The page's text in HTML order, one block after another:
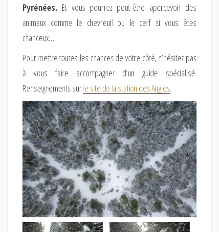
Pyrénées. Et vous pourrez peut-être apercevoir des
animaux comme le chevreuil ou le cerf si vous êtes
chanceux…
Pour mettre toutes les chances de votre côté, n’hésitez pas
à vous faire accompagner d’un guide spécialisé.
Renseignements surle site de la station des Angles.